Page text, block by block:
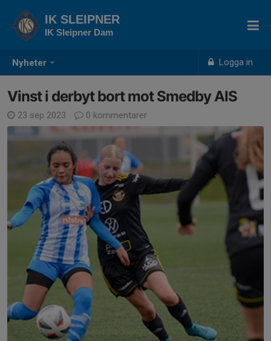
Nyheter Logga in
IK SLEIPNER
IK Sleipner Dam
Vinst i derbyt bort mot Smedby AIS
23 sep 2023 0 kommentarer